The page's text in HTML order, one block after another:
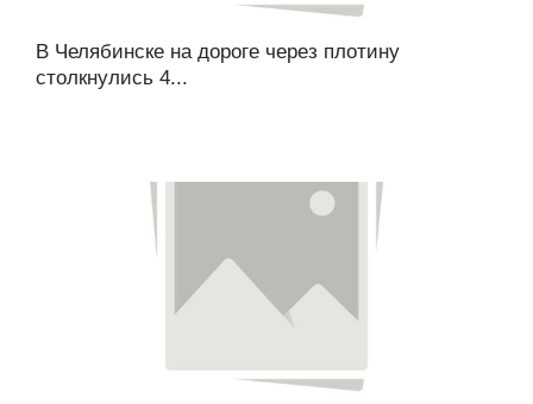
В Челябинске на дороге через плотину
столкнулись 4...